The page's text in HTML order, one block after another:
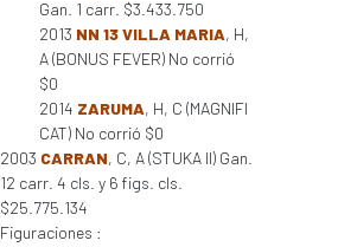
Gan. 1 carr. $3.433.750
2013 NN 13 VILLA MARIA, H,
A (BONUS FEVER) No corrió
$0
2014 ZARUMA, H, C (MAGNIFI
CAT) No corrió $0
2003 CARRAN, C, A (STUKA II) Gan.
12 carr. 4 cls. y 6 figs. cls.
$25.775.134
Figuraciones :